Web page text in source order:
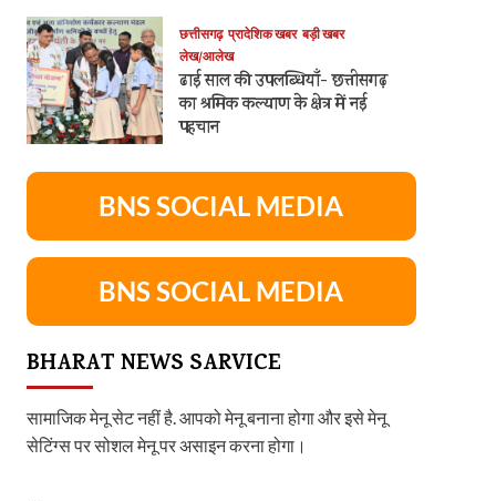
छत्तीसगढ़ प्रादेशिक खबर बड़ी खबर
लेख/आलेख
ढाई साल की उपलब्धियाँ- छत्तीसगढ़
का श्रमिक कल्याण के क्षेत्र में नई
पहचान
BNS SOCIAL MEDIA
BNS SOCIAL MEDIA
BHARAT NEWS SARVICE
सामाजिक मेनू सेट नहीं है. आपको मेनू बनाना होगा और इसे मेनू
सेटिंग्स पर सोशल मेनू पर असाइन करना होगा।